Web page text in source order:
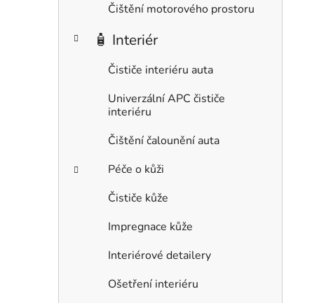
Čištění motorového prostoru
🧴 Interiér
Čističe interiéru auta
Univerzální APC čističe
interiéru
Čištění čalounění auta
Péče o kůži
Čističe kůže
Impregnace kůže
Interiérové detailery
Ošetření interiéru